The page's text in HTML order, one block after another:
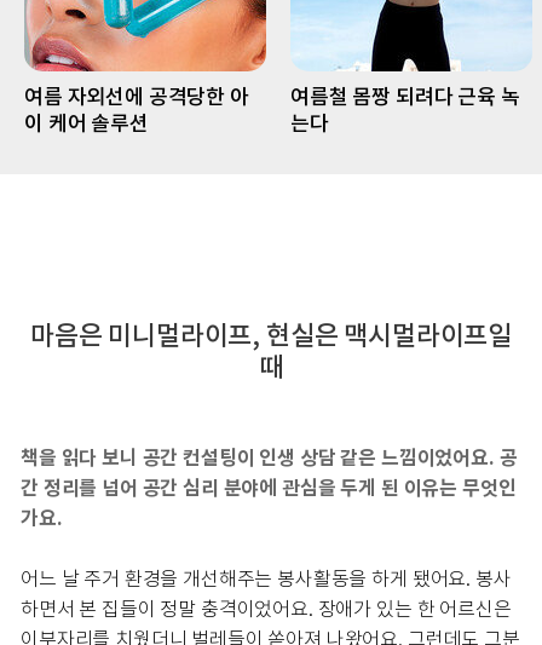
여름 자외선에 공격당한 아
이 케어 솔루션
여름철 몸짱 되려다 근육 녹
는다
마음은 미니멀라이프, 현실은 맥시멀라이프일
때
책을 읽다 보니 공간 컨설팅이 인생 상담 같은 느낌이었어요. 공
간 정리를 넘어 공간 심리 분야에 관심을 두게 된 이유는 무엇인
가요.
어느 날 주거 환경을 개선해주는 봉사활동을 하게 됐어요. 봉사
하면서 본 집들이 정말 충격이었어요. 장애가 있는 한 어르신은
이부자리를 치웠더니 벌레들이 쏟아져 나왔어요. 그런데도 그분